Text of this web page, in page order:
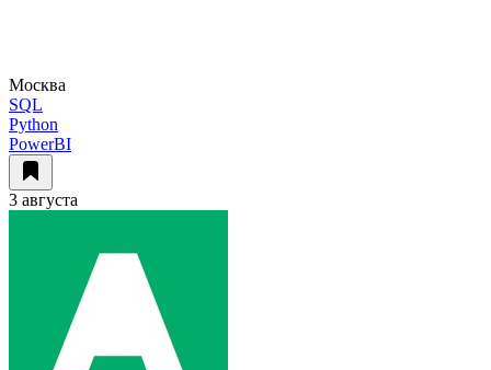
Москва
SQL
Python
PowerBI
3 августа